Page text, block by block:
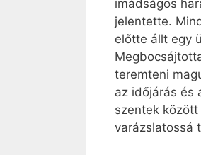
imádságos
jelentette.
előtte állt egy
teremteni
az időjárás és
szentek
varázslatossá